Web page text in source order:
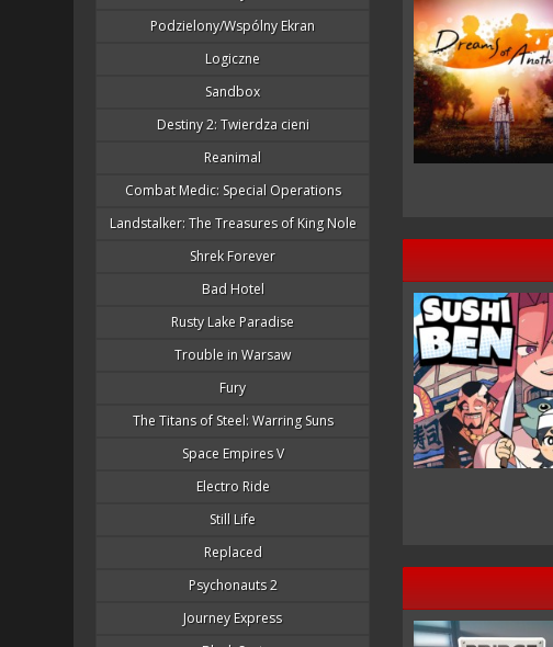
Podzielony/wspólny Ekran
Logiczne
Sandbox
Destiny 2: Twierdza cieni
Reanimal
Combat Medic: Special Operations
Landstalker: The Treasures of King Nole
Shrek Forever
Bad Hotel
Rusty Lake Paradise
Trouble in Warsaw
Fury
The Titans of Steel: Warring Suns
Space Empires V
Electro Ride
Still Life
Replaced
Psychonauts 2
Journey Express